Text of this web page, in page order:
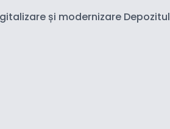
și modernizare Depozitul